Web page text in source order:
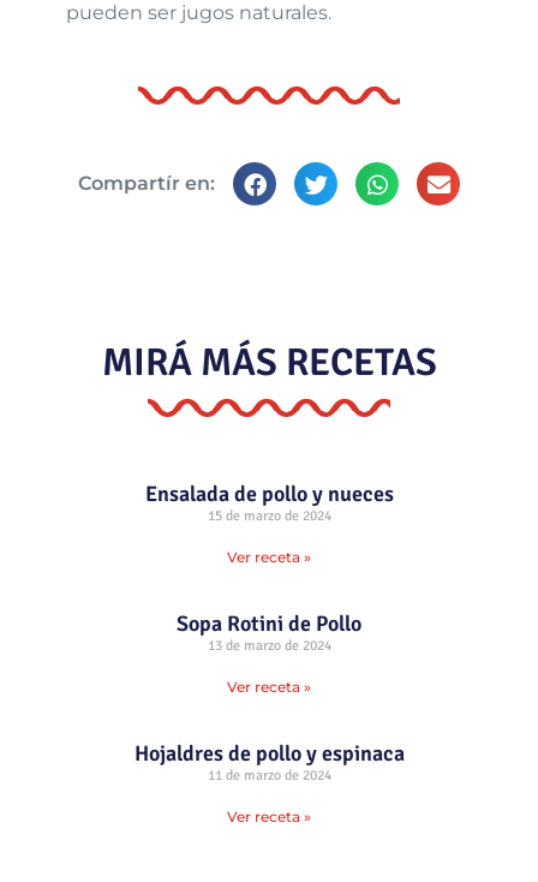
pueden ser jugos naturales.
Compartír en:
MIRÁ MÁS RECETAS
Ensalada de pollo y nueces
15 de marzo de 2024
Ver receta »
Sopa Rotini de Pollo
13 de marzo de 2024
Ver receta »
Hojaldres de pollo y espinaca
11 de marzo de 2024
Ver receta »